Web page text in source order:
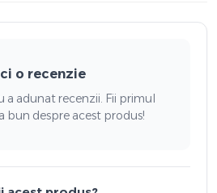
o recenzie
a adunat recenzii. Fii primul
bun despre acest produs!